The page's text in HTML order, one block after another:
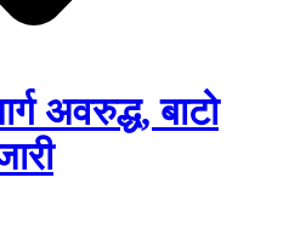
अवरुद्ध, बाटो